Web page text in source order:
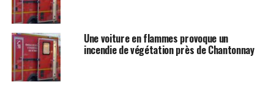
Une voiture en flammes provoque un
incendie de végétation près de Chantonnay